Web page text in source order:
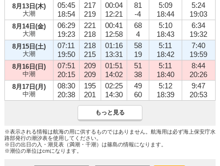
8月13日(木)
大潮
05:45
18:54
217
219
00:04
12:21
81
-4
5:09
18:44
5:24
19:03
8月14日(金)
大潮
06:29
19:23
221
218
00:41
12:58
68
4
5:10
18:43
6:34
19:32
8月15日(土)
大潮
07:11
19:50
218
215
01:16
13:31
58
19
5:11
18:42
7:40
19:59
8月16日(日)
中潮
07:51
20:15
209
209
01:51
14:02
51
38
5:11
18:40
8:44
20:26
8月17日(月)
中潮
08:30
20:38
195
201
02:25
14:30
49
60
5:12
18:39
9:47
20:53
もっと見る
※表示される情報は航海の用に供するものではありません。航海用は必ず海上保安庁水
路部発行の潮汐表を使用してください。
※日の出日の入・潮見表（満潮・干潮）は篠島の情報になります。
※潮位の単位はcmになります。